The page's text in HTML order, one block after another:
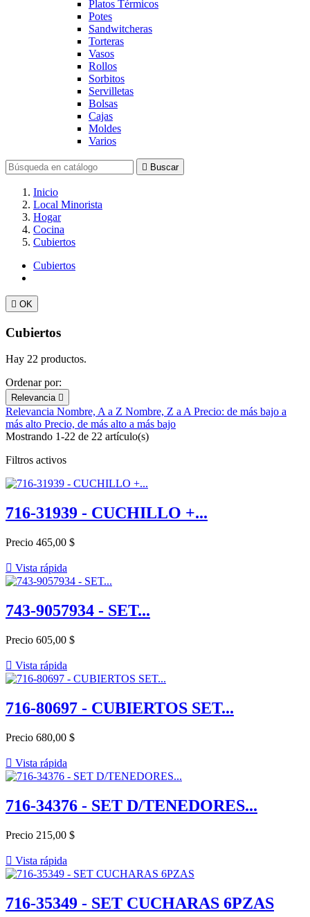
Platos Térmicos
Potes
Sandwitcheras
Torteras
Vasos
Rollos
Sorbitos
Servilletas
Bolsas
Cajas
Moldes
Varios
 Buscar
Inicio
Local Minorista
Hogar
Cocina
Cubiertos
Cubiertos
 OK
Cubiertos
Hay 22 productos.
Ordenar por:
Relevancia 
Relevancia Nombre, A a Z Nombre, Z a APrecio: de más bajo a
más alto Precio, de más alto a más bajo
Mostrando 1-22 de 22 artículo(s)
Filtros activos
716-31939 - CUCHILLO +...
Precio 465,00 $
 Vista rápida
743-9057934 - SET...
Precio 605,00 $
 Vista rápida
716-80697 - CUBIERTOS SET...
Precio 680,00 $
 Vista rápida
716-34376 - SET D/TENEDORES...
Precio 215,00 $
 Vista rápida
716-35349 - SET CUCHARAS 6PZAS